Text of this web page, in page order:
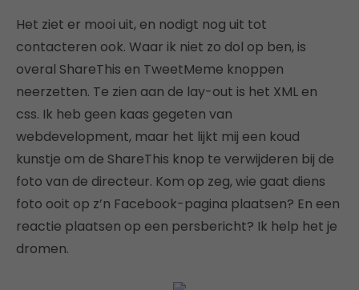
Het ziet er mooi uit, en nodigt nog uit tot
contacteren ook. Waar ik niet zo dol op ben, is
overal ShareThis en TweetMeme knoppen
neerzetten. Te zien aan de lay-out is het XML en
css. Ik heb geen kaas gegeten van
webdevelopment, maar het lijkt mij een koud
kunstje om de ShareThis knop te verwijderen bij de
foto van de directeur. Kom op zeg, wie gaat diens
foto ooit op z’n Facebook-pagina plaatsen? En een
reactie plaatsen op een persbericht? Ik help het je
dromen.